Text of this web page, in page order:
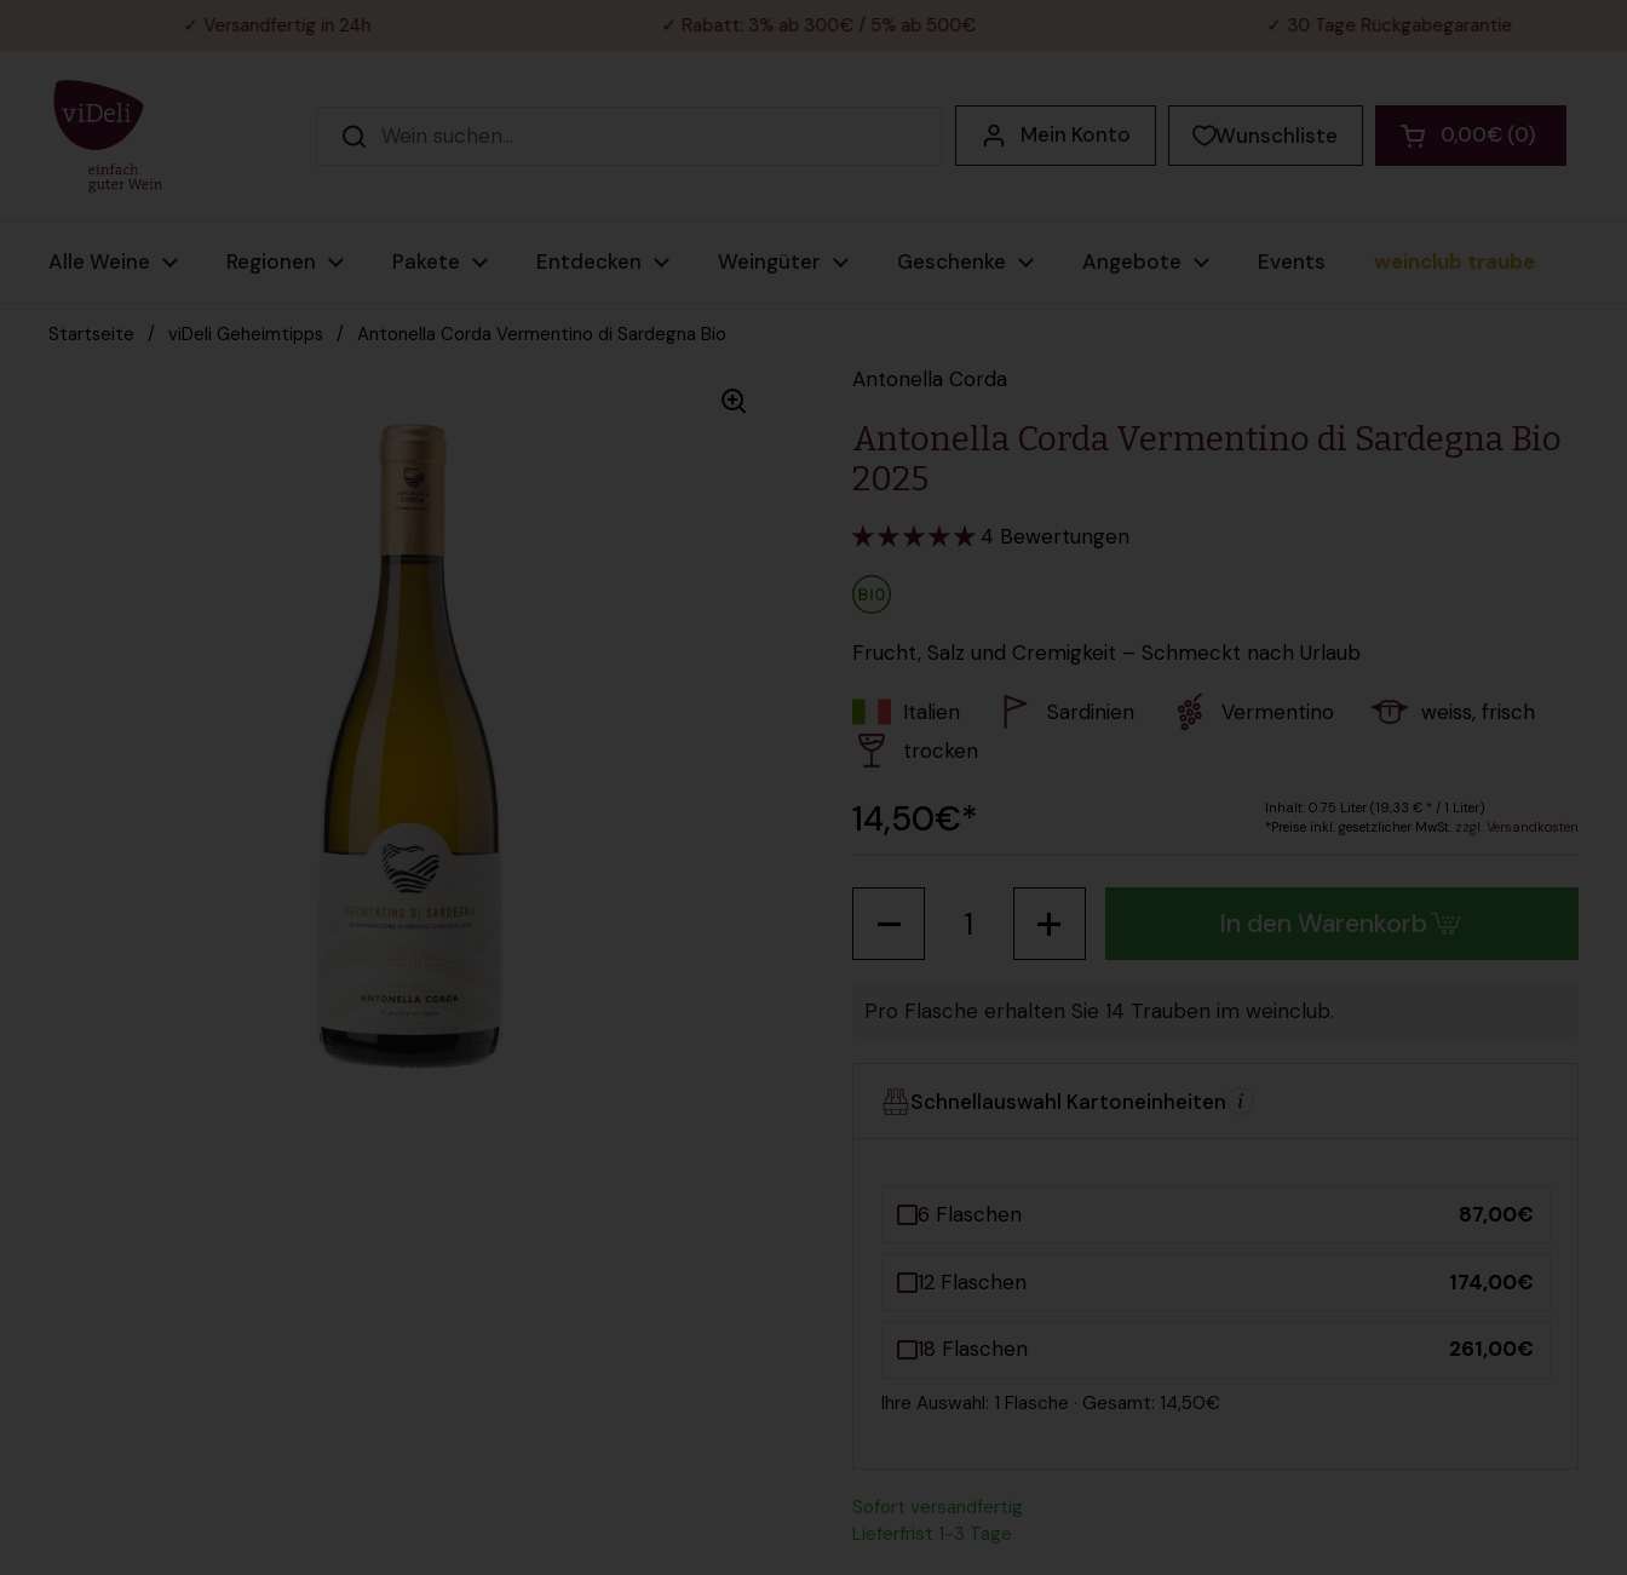
✓ Versandfertig in 24h ✓ Rabatt: 3% ab 300€ / 5% ab 500€ ✓ 30 Tage Rückgabegarantie
Mein Konto Wunschliste Warenkorb öffnen
Warenkorb
0,00€ 0
im Warenkorb
Alle Weine Regionen Pakete Entdecken Weingüter Geschenke Angebote Events weinclub traube
Startseite / viDeli Geheimtipps / Antonella Corda Vermentino di Sardegna Bio
Antonella Corda
Antonella Corda Vermentino di Sardegna Bio
2025
4 Bewertungen
Frucht, Salz und Cremigkeit – Schmeckt nach Urlaub
Italien Sardinien Vermentino
weiss, frisch
trocken
Regulärer Preis
14,50€*
Inhalt: 0.75 Liter (19,33 € * / 1 Liter)
*Preise inkl. gesetzlicher MwSt. zzgl. Versandkosten
In den Warenkorb
Pro Flasche erhalten Sie 14 Trauben im weinclub.
Schnellauswahl Kartoneinheiten
6 Flaschen 87,00€
12 Flaschen 174,00€
18 Flaschen 261,00€
Ihre Auswahl: 1 Flasche · Gesamt: 14,50€
Sofort versandfertig
Lieferfrist 1-3 Tage